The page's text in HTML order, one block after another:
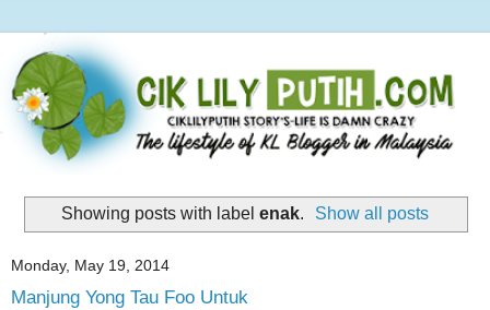
Showing posts with label enak. Show all posts
Monday, May 19, 2014
Manjung Yong Tau Foo Untuk